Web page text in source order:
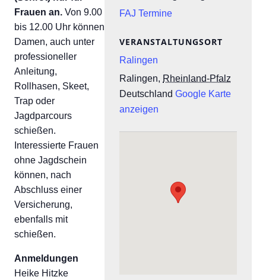
Frauen an. Von 9.00
bis 12.00 Uhr können
Damen, auch unter
professioneller
Anleitung,
Rollhasen, Skeet,
Trap oder
Jagdparcours
schießen.
Interessierte Frauen
ohne Jagdschein
können, nach
Abschluss einer
Versicherung,
ebenfalls mit
schießen.
Anmeldungen
Heike Hitzke
FAJ Termine
VERANSTALTUNGSORT
Ralingen
Ralingen, Rheinland-Pfalz
Deutschland Google Karte
anzeigen